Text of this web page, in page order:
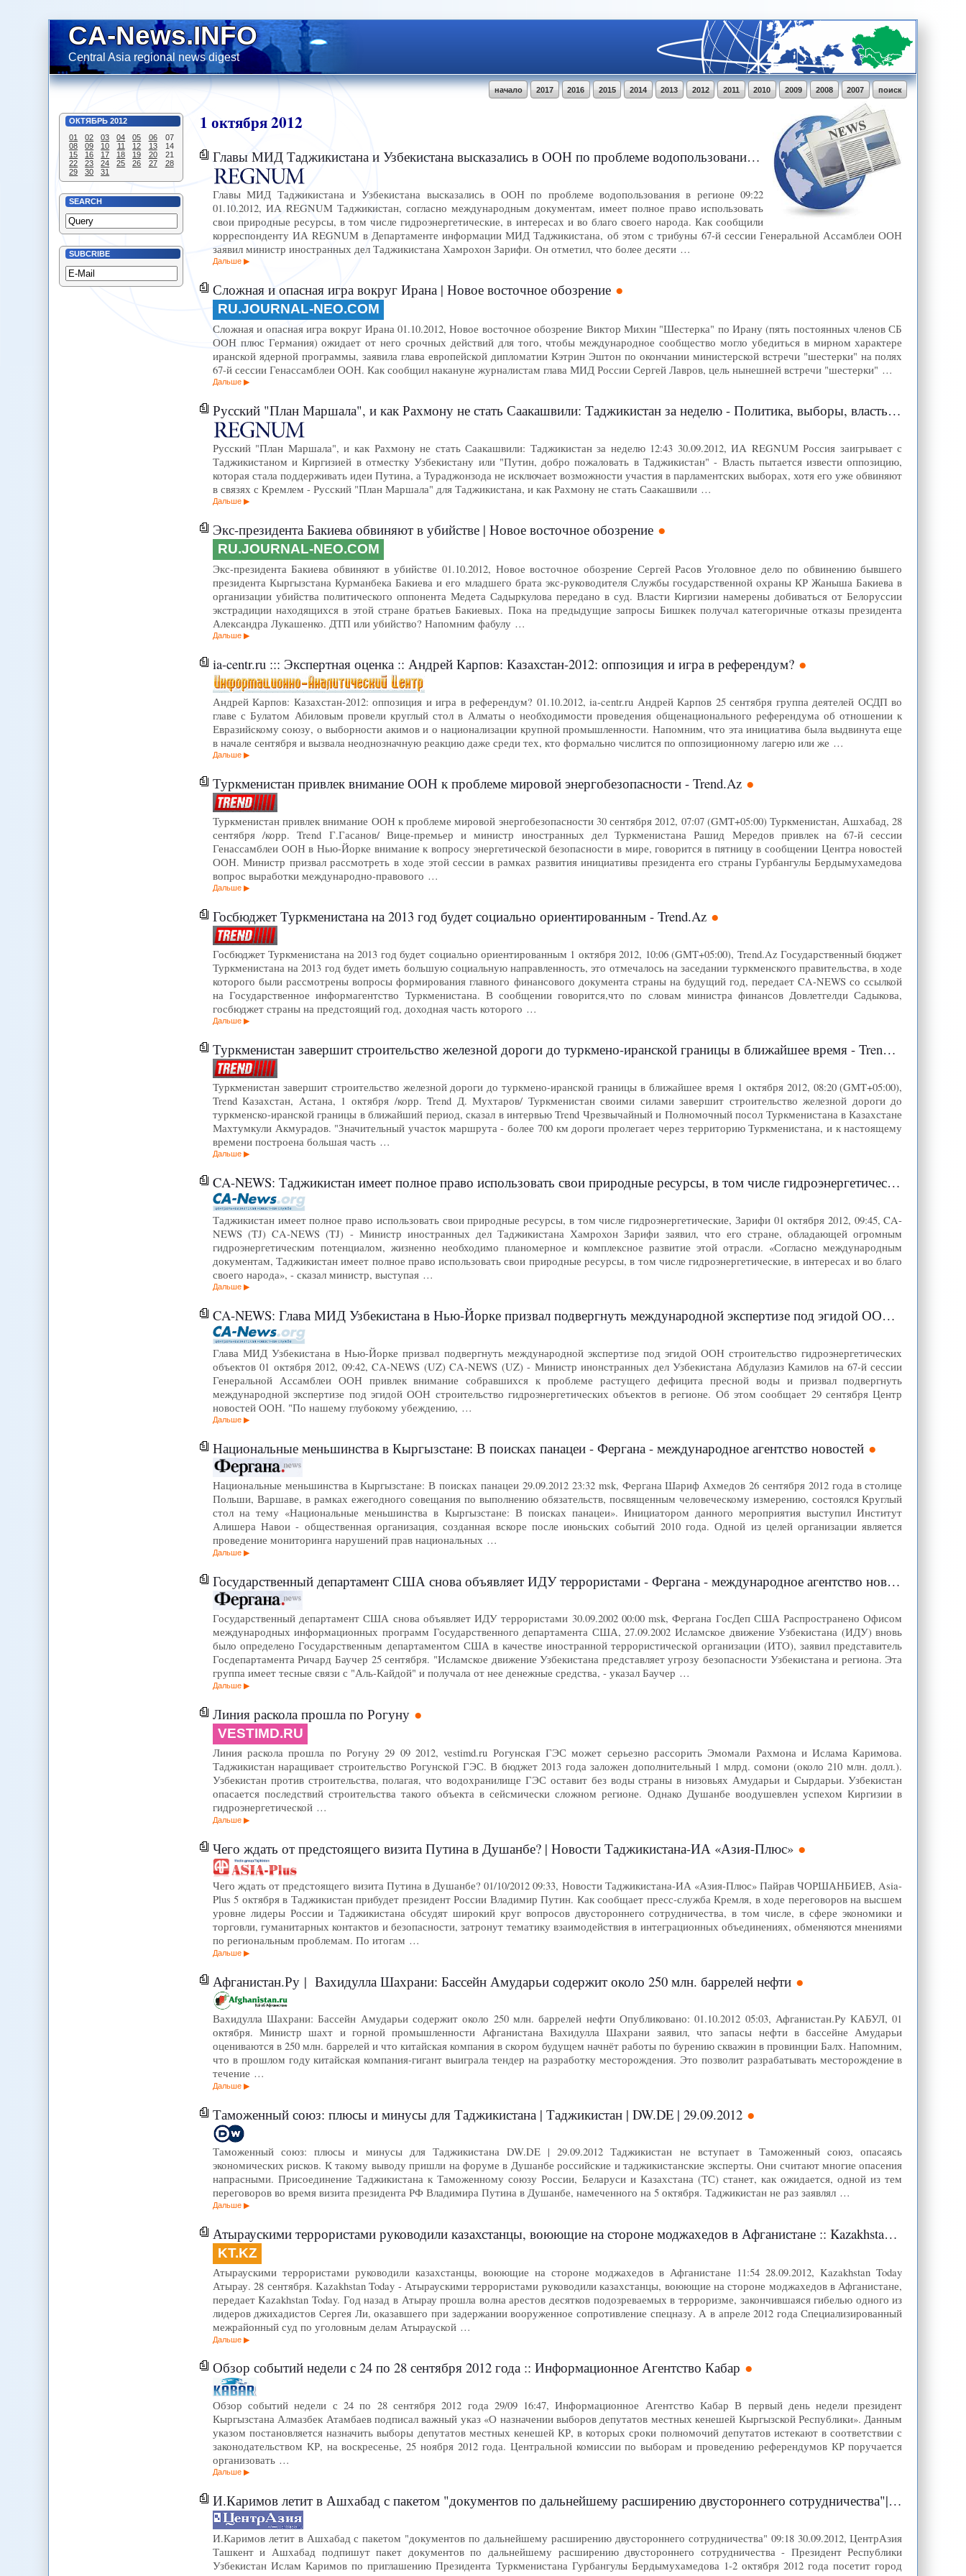
CA-News.INFO
Central Asia regional news digest
поиск
2007
2008
2009
2010
2011
2012
2013
2014
2015
2016
2017
начало
ОКТЯБРЬ 2012
01
02 03 04 05 06
07
08
09 10 11 12 13
14
15
16 17 18 19 20
21
22
23 24 25 26 27
28
29
30 31
SEARCH
SUBCRIBE
1октября2012
Главы МИД Таджикистана и Узбекистана высказались в ООН по проблеме водопользования в регионе - - ИА REGNUM
Главы МИД Таджикистана и Узбекистана высказались в ООН по проблеме водопользования в регионе 09:22
01.10.2012, ИА REGNUM Таджикистан, согласно международным документам, имеет полное право использовать
свои природные ресурсы, в том числе гидроэнергетические, в интересах и во благо своего народа. Как сообщили
корреспонденту ИА REGNUM в Департаменте информации МИД Таджикистана, об этом с трибуны 67-й сессии Генеральной Ассамблеи ООН
заявил министр иностранных дел Таджикистана Хамрохон Зарифи. Он отметил, что более десяти …
Дальше
Сложная и опасная игра вокруг Ирана | Новое восточное обозрение
RU.JOURNAL-NEO.COM
Сложная и опасная игра вокруг Ирана 01.10.2012, Новое восточное обозрение Виктор Михин "Шестерка" по Ирану (пять постоянных членов СБ
ООН плюс Германия) ожидает от него срочных действий для того, чтобы международное сообщество могло убедиться в мирном характере
иранской ядерной программы, заявила глава европейской дипломатии Кэтрин Эштон по окончании министерской встречи "шестерки" на полях
67-й сессии Генассамблеи ООН. Как сообщил накануне журналистам глава МИД России Сергей Лавров, цель нынешней встречи "шестерки" …
Дальше
Русский "План Маршала", и как Рахмону не стать Саакашвили: Таджикистан за неделю - Политика, выборы, власть - Новости - ИА REGNUM
Русский "План Маршала", и как Рахмону не стать Саакашвили: Таджикистан за неделю 12:43 30.09.2012, ИА REGNUM Россия заигрывает с
Таджикистаном и Киргизией в отместку Узбекистану или "Путин, добро пожаловать в Таджикистан" - Власть пытается извести оппозицию,
которая стала поддерживать идеи Путина, а Тураджонзода не исключает возможности участия в парламентских выборах, хотя его уже обвиняют
в связях с Кремлем - Русский "План Маршала" для Таджикистана, и как Рахмону не стать Саакашвили …
Дальше
Экс-президента Бакиева обвиняют в убийстве | Новое восточное обозрение
RU.JOURNAL-NEO.COM
Экс-президента Бакиева обвиняют в убийстве 01.10.2012, Новое восточное обозрение Сергей Расов Уголовное дело по обвинению бывшего
президента Кыргызстана Курманбека Бакиева и его младшего брата экс-руководителя Службы государственной охраны КР Жаныша Бакиева в
организации убийства политического оппонента Медета Садыркулова передано в суд. Власти Киргизии намерены добиваться от Белоруссии
экстрадиции находящихся в этой стране братьев Бакиевых. Пока на предыдущие запросы Бишкек получал категоричные отказы президента
Александра Лукашенко. ДТП или убийство? Напомним фабулу …
Дальше
ia-centr.ru ::: Экспертная оценка :: Андрей Карпов: Казахстан-2012: оппозиция и игра в референдум?
Андрей Карпов: Казахстан-2012: оппозиция и игра в референдум? 01.10.2012, ia-centr.ru Андрей Карпов 25 сентября группа деятелей ОСДП во
главе с Булатом Абиловым провели круглый стол в Алматы о необходимости проведения общенационального референдума об отношении к
Евразийскому союзу, о выборности акимов и о национализации крупной промышленности. Напомним, что эта инициатива была выдвинута еще
в начале сентября и вызвала неоднозначную реакцию даже среди тех, кто формально числится по оппозиционному лагерю или же …
Дальше
Туркменистан привлек внимание ООН к проблеме мировой энергобезопасности - Trend.Az
Туркменистан привлек внимание ООН к проблеме мировой энергобезопасности 30 сентября 2012, 07:07 (GMT+05:00) Туркменистан, Ашхабад, 28
сентября /корр. Trend Г.Гасанов/ Вице-премьер и министр иностранных дел Туркменистана Рашид Мередов привлек на 67-й сессии
Генассамблеи ООН в Нью-Йорке внимание к вопросу энергетической безопасности в мире, говорится в пятницу в сообщении Центра новостей
ООН. Министр призвал рассмотреть в ходе этой сессии в рамках развития инициативы президента его страны Гурбангулы Бердымухамедова
вопрос выработки международно-правового …
Дальше
Госбюджет Туркменистана на 2013 год будет социально ориентированным - Trend.Az
Госбюджет Туркменистана на 2013 год будет социально ориентированным 1 октября 2012, 10:06 (GMT+05:00), Trend.Az Государственный бюджет
Туркменистана на 2013 год будет иметь большую социальную направленность, это отмечалось на заседании туркменского правительства, в ходе
которого были рассмотрены вопросы формирования главного финансового документа страны на будущий год, передает CA-NEWS со ссылкой
на Государственное информагентство Туркменистана. В сообщении говорится,что по словам министра финансов Довлетгелди Садыкова,
госбюджет страны на предстоящий год, доходная часть которого …
Дальше
Туркменистан завершит строительство железной дороги до туркмено-иранской границы в ближайшее время - Trend.Az
Туркменистан завершит строительство железной дороги до туркмено-иранской границы в ближайшее время 1 октября 2012, 08:20 (GMT+05:00),
Trend Казахстан, Астана, 1 октября /корр. Trend Д. Мухтаров/ Туркменистан своими силами завершит строительство железной дороги до
туркменско-иранской границы в ближайший период, сказал в интервью Trend Чрезвычайный и Полномочный посол Туркменистана в Казахстане
Махтумкули Акмурадов. "Значительный участок маршрута - более 700 км дороги пролегает через территорию Туркменистана, и к настоящему
времени построена большая часть …
Дальше
CA-NEWS: Таджикистан имеет полное право использовать свои природные ресурсы, в том числе гидроэнергетические, Зарифи
Таджикистан имеет полное право использовать свои природные ресурсы, в том числе гидроэнергетические, Зарифи 01 октября 2012, 09:45, CA-
NEWS (TJ) CA-NEWS (TJ) - Министр иностранных дел Таджикистана Хамрохон Зарифи заявил, что его стране, обладающей огромным
гидроэнергетическим потенциалом, жизненно необходимо планомерное и комплексное развитие этой отрасли. «Согласно международным
документам, Таджикистан имеет полное право использовать свои природные ресурсы, в том числе гидроэнергетические, в интересах и во благо
своего народа», - сказал министр, выступая …
Дальше
CA-NEWS: Глава МИД Узбекистана в Нью-Йорке призвал подвергнуть международной экспертизе под эгидой ООН строительство гидроэнергетических объектов
Глава МИД Узбекистана в Нью-Йорке призвал подвергнуть международной экспертизе под эгидой ООН строительство гидроэнергетических
объектов 01 октября 2012, 09:42, CA-NEWS (UZ) CA-NEWS (UZ) - Министр инонстранных дел Узбекистана Абдулазиз Камилов на 67-й сессии
Генеральной Ассамблеи ООН привлек внимание собравшихся к проблеме растущего дефицита пресной воды и призвал подвергнуть
международной экспертизе под эгидой ООН строительство гидроэнергетических объектов в регионе. Об этом сообщает 29 сентября Центр
новостей ООН. "По нашему глубокому убеждению, …
Дальше
Национальные меньшинства в Кыргызстане: В поисках панацеи - Фергана - международное агентство новостей
Национальные меньшинства в Кыргызстане: В поисках панацеи 29.09.2012 23:32 msk, Фергана Шариф Ахмедов 26 сентября 2012 года в столице
Польши, Варшаве, в рамках ежегодного совещания по выполнению обязательств, посвященным человеческому измерению, состоялся Круглый
стол на тему «Национальные меньшинства в Кыргызстане: В поисках панацеи». Инициатором данного мероприятия выступил Институт
Алишера Навои - общественная организация, созданная вскоре после июньских событий 2010 года. Одной из целей организации является
проведение мониторинга нарушений прав национальных …
Дальше
Государственный департамент США снова объявляет ИДУ террористами - Фергана - международное агентство новостей
Государственный департамент США снова объявляет ИДУ террористами 30.09.2002 00:00 msk, Фергана ГосДеп США Распространено Офисом
международных информационных программ Государственного департамента США, 27.09.2002 Исламское движение Узбекистана (ИДУ) вновь
было определено Государственным департаментом США в качестве иностранной террористической организации (ИТО), заявил представитель
Госдепартамента Ричард Баучер 25 сентября. "Исламское движение Узбекистана представляет угрозу безопасности Узбекистана и региона. Эта
группа имеет тесные связи с "Аль-Кайдой" и получала от нее денежные средства, - указал Баучер …
Дальше
Линия раскола прошла по Рогуну
VESTIMD.RU
Линия раскола прошла по Рогуну 29 09 2012, vestimd.ru Рогунская ГЭС может серьезно рассорить Эмомали Рахмона и Ислама Каримова.
Таджикистан наращивает строительство Рогунской ГЭС. В бюджет 2013 года заложен дополнительный 1 млрд. сомони (около 210 млн. долл.).
Узбекистан против строительства, полагая, что водохранилище ГЭС оставит без воды страны в низовьях Амударьи и Сырдарьи. Узбекистан
опасается последствий строительства такого объекта в сейсмически сложном регионе. Однако Душанбе воодушевлен успехом Киргизии в
гидроэнергетической …
Дальше
Чего ждать от предстоящего визита Путина в Душанбе? | Новости Таджикистана-ИА «Азия-Плюс»
Чего ждать от предстоящего визита Путина в Душанбе? 01/10/2012 09:33, Новости Таджикистана-ИА «Азия-Плюс» Пайрав ЧОРШАНБИЕВ, Asia-
Plus 5 октября в Таджикистан прибудет президент России Владимир Путин. Как сообщает пресс-служба Кремля, в ходе переговоров на высшем
уровне лидеры России и Таджикистана обсудят широкий круг вопросов двустороннего сотрудничества, в том числе, в сфере экономики и
торговли, гуманитарных контактов и безопасности, затронут тематику взаимодействия в интеграционных объединениях, обменяются мнениями
по региональным проблемам. По итогам …
Дальше
Афганистан.Ру | Вахидулла Шахрани: Бассейн Амударьи содержит около 250 млн. баррелей нефти
Вахидулла Шахрани: Бассейн Амударьи содержит около 250 млн. баррелей нефти Опубликовано: 01.10.2012 05:03, Афганистан.Ру КАБУЛ, 01
октября. Министр шахт и горной промышленности Афганистана Вахидулла Шахрани заявил, что запасы нефти в бассейне Амударьи
оцениваются в 250 млн. баррелей и что китайская компания в скором будущем начнёт работы по бурению скважин в провинции Балх. Напомним,
что в прошлом году китайская компания-гигант выиграла тендер на разработку месторождения. Это позволит разрабатывать месторождение в
течение …
Дальше
Таможенный союз: плюсы и минусы для Таджикистана | Таджикистан | DW.DE | 29.09.2012
Таможенный союз: плюсы и минусы для Таджикистана DW.DE | 29.09.2012 Таджикистан не вступает в Таможенный cоюз, опасаясь
экономических рисков. К такому выводу пришли на форуме в Душанбе российские и таджикистанские эксперты. Они считают многие опасения
напрасными. Присоединение Таджикистана к Таможенному союзу России, Беларуси и Казахстана (ТС) станет, как ожидается, одной из тем
переговоров во время визита президента РФ Владимира Путина в Душанбе, намеченного на 5 октября. Таджикистан не раз заявлял …
Дальше
Атыраускими террористами руководили казахстанцы, воюющие на стороне моджахедов в Афганистане :: Kazakhstan Today информационное агентство
KT.KZ
Атыраускими террористами руководили казахстанцы, воюющие на стороне моджахедов в Афганистане 11:54 28.09.2012, Kazakhstan Today
Атырау. 28 сентября. Kazakhstan Today - Атыраускими террористами руководили казахстанцы, воюющие на стороне моджахедов в Афганистане,
передает Kazakhstan Today. Год назад в Атырау прошла волна арестов десятков подозреваемых в терроризме, закончившаяся гибелью одного из
лидеров джихадистов Сергея Ли, оказавшего при задержании вооруженное сопротивление спецназу. А в апреле 2012 года Специализированный
межрайонный суд по уголовным делам Атырауской …
Дальше
Обзор событий недели с 24 по 28 сентября 2012 года :: Информационное Агентство Кабар
Обзор событий недели с 24 по 28 сентября 2012 года 29/09 16:47, Информационное Агентство Кабар В первый день недели президент
Кыргызстана Алмазбек Атамбаев подписал важный указ «О назначении выборов депутатов местных кенешей Кыргызской Республики». Данным
указом постановляется назначить выборы депутатов местных кенешей КР, в которых сроки полномочий депутатов истекают в соответствии с
законодательством КР, на воскресенье, 25 ноября 2012 года. Центральной комиссии по выборам и проведению референдумов КР поручается
организовать …
Дальше
И.Каримов летит в Ашхабад с пакетом "документов по дальнейшему расширению двустороннего сотрудничества"| ЦентрАзия
И.Каримов летит в Ашхабад с пакетом "документов по дальнейшему расширению двустороннего сотрудничества" 09:18 30.09.2012, ЦентрАзия
Ташкент и Ашхабад подпишут пакет документов по дальнейшему расширению двустороннего сотрудничества - Президент Республики
Узбекистан Ислам Каримов по приглашению Президента Туркменистана Гурбангулы Бердымухамедова 1-2 октября 2012 года посетит город